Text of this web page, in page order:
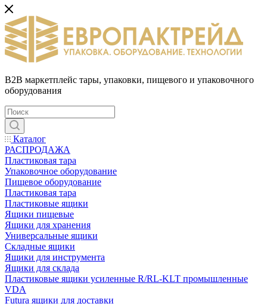
B2B маркетплейс тары, упаковки, пищевого и упаковочного
оборудования
Каталог
РАСПРОДАЖА
Пластиковая тара
Упаковочное оборудование
Пищевое оборудование
Пластиковая тара
Пластиковые ящики
Ящики пищевые
Ящики для хранения
Универсальные ящики
Складные ящики
Ящики для инструмента
Ящики для склада
Пластиковые ящики усиленные R/RL-KLT промышленные
VDA
Futura ящики для доставки